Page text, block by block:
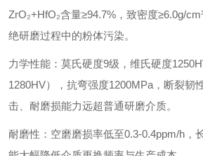
ZrO₂+HfO₂含量≥94.7%，致密度≥6.0g/
绝研磨过程中的粉体污染。
力学性能‌：莫氏硬度9级，维氏硬度
1280HV），抗弯强度1200MPa，断裂韧
击、耐磨损能力远超普通研磨介质。
耐磨性‌：空磨磨损率低至0.3-0.4ppm/h，